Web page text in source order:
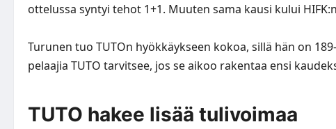
ottelussa syntyi tehot 1+1. Muuten sama kausi kului
Turunen tuo TUTOn hyökkäykseen kokoa, sillä hän on
pelaajia TUTO tarvitsee, jos se aikoo rakentaa ensi
TUTO hakee lisää tulivoimaa